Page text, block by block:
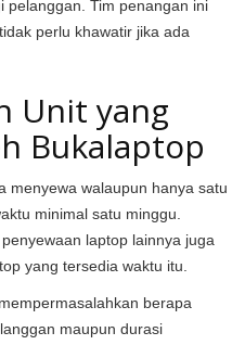
pelanggan. Tim penangan ini
perlu khawatir jika ada
Unit yang
Bukalaptop
menyewa walaupun hanya satu
minimal satu minggu.
laptop lainnya juga
yang tersedia waktu itu.
berapa
maupun durasi